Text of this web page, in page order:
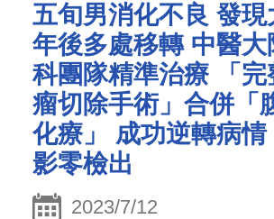
五旬男消化不良 發現
年後多處移轉 中醫大
科團隊精準治療 「完
瘤切除手術」合併「
化療」 成功逆轉病情
影零檢出
2023/7/12